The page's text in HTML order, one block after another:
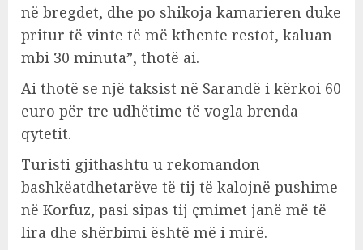
në bregdet, dhe po shikoja kamarieren duke
pritur të vinte të më kthente restot, kaluan
mbi 30 minuta”, thotë ai.
Ai thotë se një taksist në Sarandë i kërkoi 60
euro për tre udhëtime të vogla brenda
qytetit.
Turisti gjithashtu u rekomandon
bashkëatdhetarëve të tij të kalojnë pushime
në Korfuz, pasi sipas tij çmimet janë më të
lira dhe shërbimi është më i mirë.